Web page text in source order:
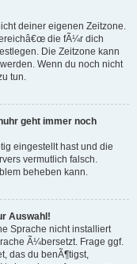
deiner eigenen Zeitzone.
die fÃ¼r dich
Die Zeitzone kann
Wenn du noch nicht
tun.
geht immer noch
eingestellt hast und die
vermutlich falsch.
beheben kann.
Auswahl!
Sprache nicht installiert
Ã¼bersetzt. Frage ggf.
das du benÃ¶tigst,